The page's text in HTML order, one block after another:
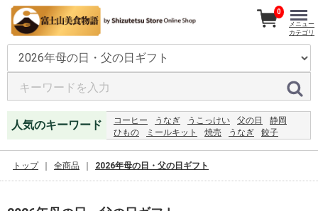
人気のキーワード コーヒー うなぎ うこっけい 父の日
静岡
ひもの
ミールキット 焼売 うなぎ
餃子
0
メニュー
カテゴリ
トップ 全商品 2026年母の日・父の日ギフト